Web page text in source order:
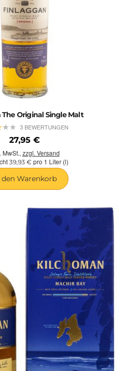
Original Single Malt
★★
★★ 3 BEWERTUNGEN
27,95 €
MwSt., zzgl. Versand
39,93 € pro 1 Liter (l)
den Warenkorb